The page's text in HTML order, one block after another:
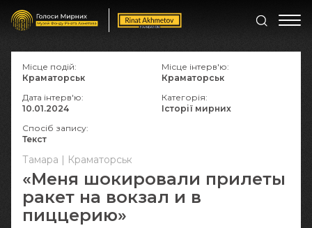
Тамара | Краматорськ
«Меня шокировали прилеты
ракет на вокзал и в
пиццерию»
Місце подій:
Краматорськ
Місце інтерв'ю:
Краматорськ
Дата інтерв'ю:
10.01.2024
Категорія:
Історії мирних
Спосіб запису:
Текст